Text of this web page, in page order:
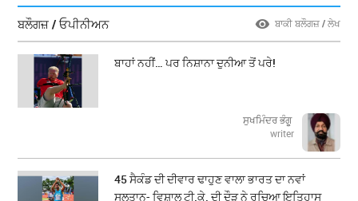
ਬਲੌਗਜ਼ / ਓਪੀਨੀਅਨ ਬਾਕੀ ਬਲੌਗਜ਼ / ਲੇਖ
ਬਾਹਾਂ ਨਹੀਂ… ਪਰ ਨਿਸ਼ਾਨਾ ਦੁਨੀਆ ਤੋਂ ਪਰੇ!
ਸੁਖਮਿੰਦਰ ਭੰਗੂ
writer
45 ਸੈਕੰਡ ਦੀ ਦੀਵਾਰ ਢਾਹੁਣ ਵਾਲਾ ਭਾਰਤ ਦਾ ਨਵਾਂ
ਸੁਲਤਾਨ- ਵਿਸ਼ਾਲ ਟੀ.ਕੇ. ਦੀ ਦੌੜ ਨੇ ਰਚਿਆ ਇਤਿਹਾਸ